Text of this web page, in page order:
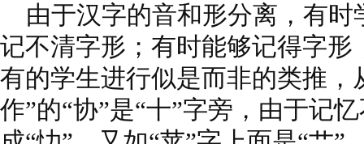
由于汉字的音和形分离，有时
记不清字形；有时能够记得字形
有的学生进行似是而非的类推，
作”的“协”是“十”字旁，由于记